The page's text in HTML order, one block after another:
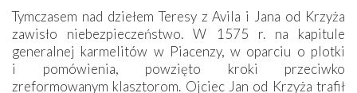
Tymczasem nad dziełem Teresy z Avila i Jana od Krzyża
zawisło niebezpieczeństwo. W 1575 r. na kapitule
generalnej karmelitów w Piacenzy, w oparciu o plotki
i pomówienia, powzięto kroki przeciwko
zreformowanym klasztorom. Ojciec Jan od Krzyża trafił